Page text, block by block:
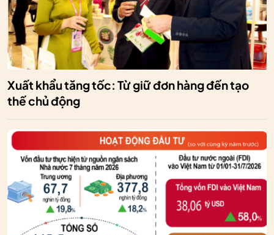
Xuất khẩu tăng tốc: Từ giữ đơn hàng đến tạo
thế chủ động